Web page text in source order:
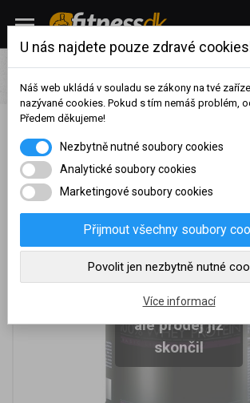
Výživa Proteiny Whey protein
2250 g
Prom-in Basic Whey 80 - 2250 g
Je nám líto,
ale prodej již
skončil
dosaženého obratu za
sledované období, byl váš
účet přeřazen do jiné
skupiny:
U nás najdete pouze zdravé
Náš web ukládá v souladu se zákony na tvé
nazývané cookies. Pokud s tím nemáš problém,
Předem děkujeme!
Nezbytně nutné soubory cookies
Analytické soubory cookies
Marketingové soubory cookies
Přijmout všechny soubory
Povolit jen nezbytně nutné
Více informací